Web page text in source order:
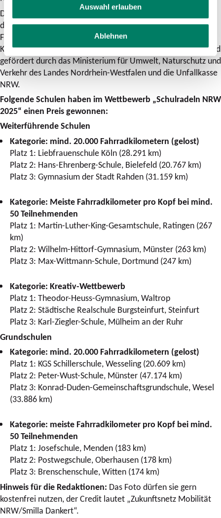
Auswahl erlauben
Ablehnen
Das „Schulradeln“ passt genau in das Angebotsportfolio: Mit
der Aktion können Kommunen gezielt die nachhaltige
Fortbewegung des Nachwuchses fördern und ihn für den
Klimaschutz begeistern. Das Zukunftsnetz Mobilität NRW wird
gefördert durch das Ministerium für Umwelt, Naturschutz und
Verkehr des Landes Nordrhein-Westfalen und die Unfallkasse
NRW.
Folgende Schulen haben im Wettbewerb „Schulradeln NRW
2025“ einen Preis gewonnen:
Weiterführende Schulen
Kategorie: mind. 20.000 Fahrradkilometern (gelost)
Platz 1: Liebfrauenschule Köln (28.291 km)
Platz 2: Hans-Ehrenberg-Schule, Bielefeld (20.767 km)
Platz 3: Gymnasium der Stadt Rahden (31.159 km)
Kategorie: Meiste Fahrradkilometer pro Kopf bei mind.
50 Teilnehmenden
Platz 1: Martin-Luther-King-Gesamtschule, Ratingen (267
km)
Platz 2: Wilhelm-Hittorf-Gymnasium, Münster (263 km)
Platz 3: Max-Wittmann-Schule, Dortmund (247 km)
Kategorie: Kreativ-Wettbewerb
Platz 1: Theodor-Heuss-Gymnasium, Waltrop
Platz 2: Städtische Realschule Burgsteinfurt, Steinfurt
Platz 3: Karl-Ziegler-Schule, Mülheim an der Ruhr
Grundschulen
Kategorie: mind. 20.000 Fahrradkilometern (gelost)
Platz 1: KGS Schillerschule, Wesseling (20.609 km)
Platz 2: Peter-Wust-Schule, Münster (47.174 km)
Platz 3: Konrad-Duden-Gemeinschaftsgrundschule, Wesel
(33.886 km)
Kategorie: meiste Fahrradkilometer pro Kopf bei mind.
50 Teilnehmenden
Platz 1: Josefschule, Menden (183 km)
Platz 2: Postwegschule, Oberhausen (178 km)
Platz 3: Brenschenschule, Witten (174 km)
Hinweis für die Redaktionen: Das Foto dürfen sie gern
kostenfrei nutzen, der Credit lautet „Zukunftsnetz Mobilität
NRW/Smilla Dankert“.